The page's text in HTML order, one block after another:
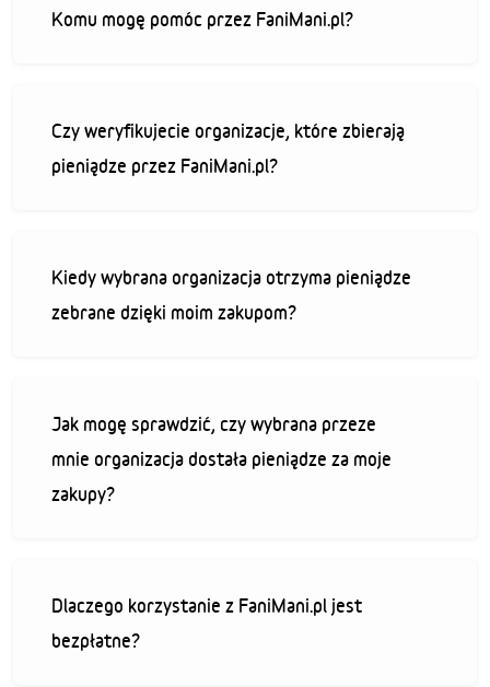
Komu mogę pomóc przez FaniMani.pl?
Czy weryfikujecie organizacje, które zbierają
pieniądze przez FaniMani.pl?
Kiedy wybrana organizacja otrzyma pieniądze
zebrane dzięki moim zakupom?
Jak mogę sprawdzić, czy wybrana przeze
mnie organizacja dostała pieniądze za moje
zakupy?
Dlaczego korzystanie z FaniMani.pl jest
bezpłatne?